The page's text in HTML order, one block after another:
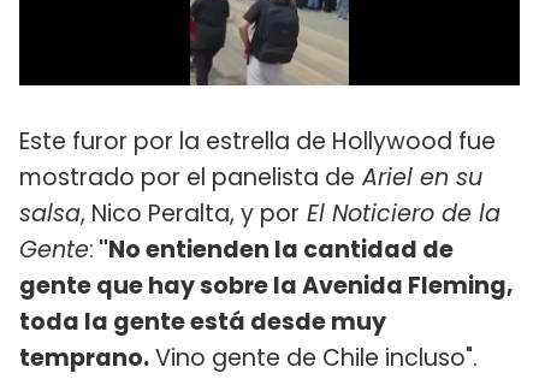
Este furor por la estrella de Hollywood fue
mostrado por el panelista de Ariel en su
salsa, Nico Peralta, y por El Noticiero de la
Gente: "No entienden la cantidad de
gente que hay sobre la Avenida Fleming,
toda la gente está desde muy
temprano.Vino gente de Chile incluso".